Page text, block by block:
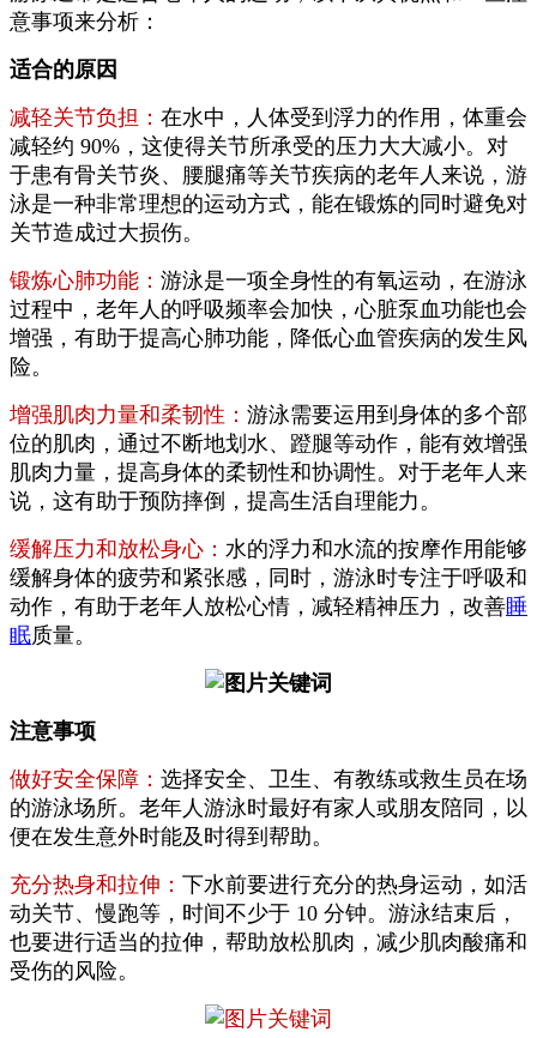
意事项来分析：
适合的原因
减轻关节负担： 在水中，人体受到浮力的作用，体重会
减轻约 90%，这使得关节所承受的压力大大减小。对
于患有骨关节炎、腰腿痛等关节疾病的老年人来说，游
泳是一种非常理想的运动方式，能在锻炼的同时避免对
关节造成过大损伤。
锻炼心肺功能： 游泳是一项全身性的有氧运动，在游泳
过程中，老年人的呼吸频率会加快，心脏泵血功能也会
增强，有助于提高心肺功能，降低心血管疾病的发生风
险。
增强肌肉力量和柔韧性： 游泳需要运用到身体的多个部
位的肌肉，通过不断地划水、蹬腿等动作，能有效增强
肌肉力量，提高身体的柔韧性和协调性。对于老年人来
说，这有助于预防摔倒，提高生活自理能力。
缓解压力和放松身心： 水的浮力和水流的按摩作用能够
缓解身体的疲劳和紧张感，同时，游泳时专注于呼吸和
动作，有助于老年人放松心情，减轻精神压力，改善睡
眠质量。
注意事项
做好安全保障： 选择安全、卫生、有教练或救生员在场
的游泳场所。老年人游泳时最好有家人或朋友陪同，以
便在发生意外时能及时得到帮助。
充分热身和拉伸： 下水前要进行充分的热身运动，如活
动关节、慢跑等，时间不少于 10 分钟。游泳结束后，
也要进行适当的拉伸，帮助放松肌肉，减少肌肉酸痛和
受伤的风险。